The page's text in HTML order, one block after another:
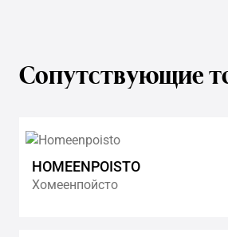
Сопутствующие
HOMEENPOISTO
Хомеенпойсто